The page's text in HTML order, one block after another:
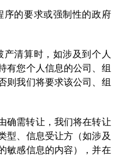
序的要求或强制性的政府
清算时，如涉及到个人
有您个人信息的公司、组
则我们将要求该公司、组
确需转让，我们将在转让
型、信息受让方（如涉及
敏感信息的内容），并在